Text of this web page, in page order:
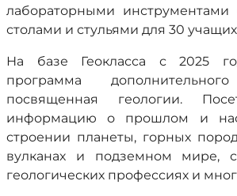
лабораторными инструментами
столами и стульями для 30
На базе Геокласса с 2025
программа
посвященная геологии.
информацию о прошлом и
строении планеты, горных
вулканах и подземном мире,
геологических профессиях и